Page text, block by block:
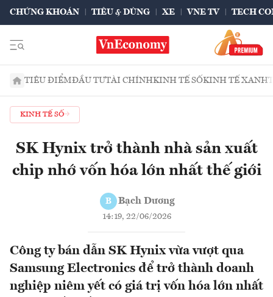
CHỨNG KHOÁN TIÊU & DÙNG XE VNE TV TECH
TIÊU ĐIỂMĐẦU TƯTÀI CHÍNHKINH TẾ SỐKINH TẾ XANH
KINH TẾ SỐ
SK Hynix trở thành nhà sản xuất
chip nhớ vốn hóa lớn nhất thế giới
B Bạch Dương
14:19, 22/06/2026
Công ty bán dẫn SK Hynix vừa vượt qua
Samsung Electronics để trở thành doanh
nghiệp niêm yết có giá trị vốn hóa lớn nhất